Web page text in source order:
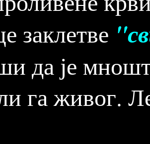
заклетве
да је
га живог.